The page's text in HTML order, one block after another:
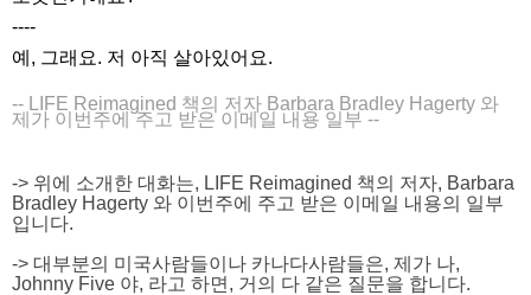
----
예, 그래요. 저 아직 살아있어요.
-- LIFE Reimagined 책의 저자 Barbara Bradley Hagerty 와
제가 이번주에 주고 받은 이메일 내용 일부 --
-> 위에 소개한 대화는, LIFE Reimagined 책의 저자, Barbara
Bradley Hagerty 와 이번주에 주고 받은 이메일 내용의 일부
입니다.
-> 대부분의 미국사람들이나 카나다사람들은, 제가 나,
Johnny Five 야, 라고 하면, 거의 다 같은 질문을 합니다.